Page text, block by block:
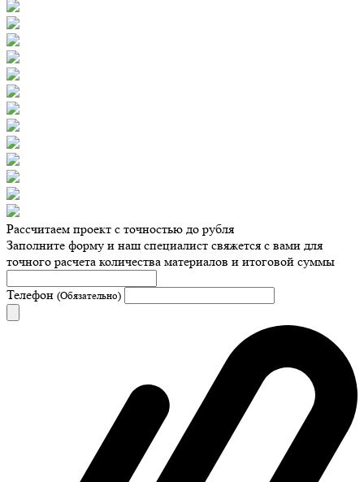
Рассчитаем проект с точностью до рубля
Заполните форму и наш специалист свяжется с вами для
точного расчета количества материалов и итоговой суммы
Телефон (Обязательно)